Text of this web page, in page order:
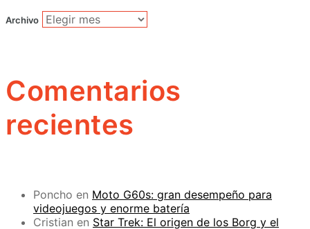
Archivo
Comentarios
recientes
Poncho en Moto G60s: gran desempeño para
videojuegos y enorme batería
Cristian en Star Trek: El origen de los Borg y el